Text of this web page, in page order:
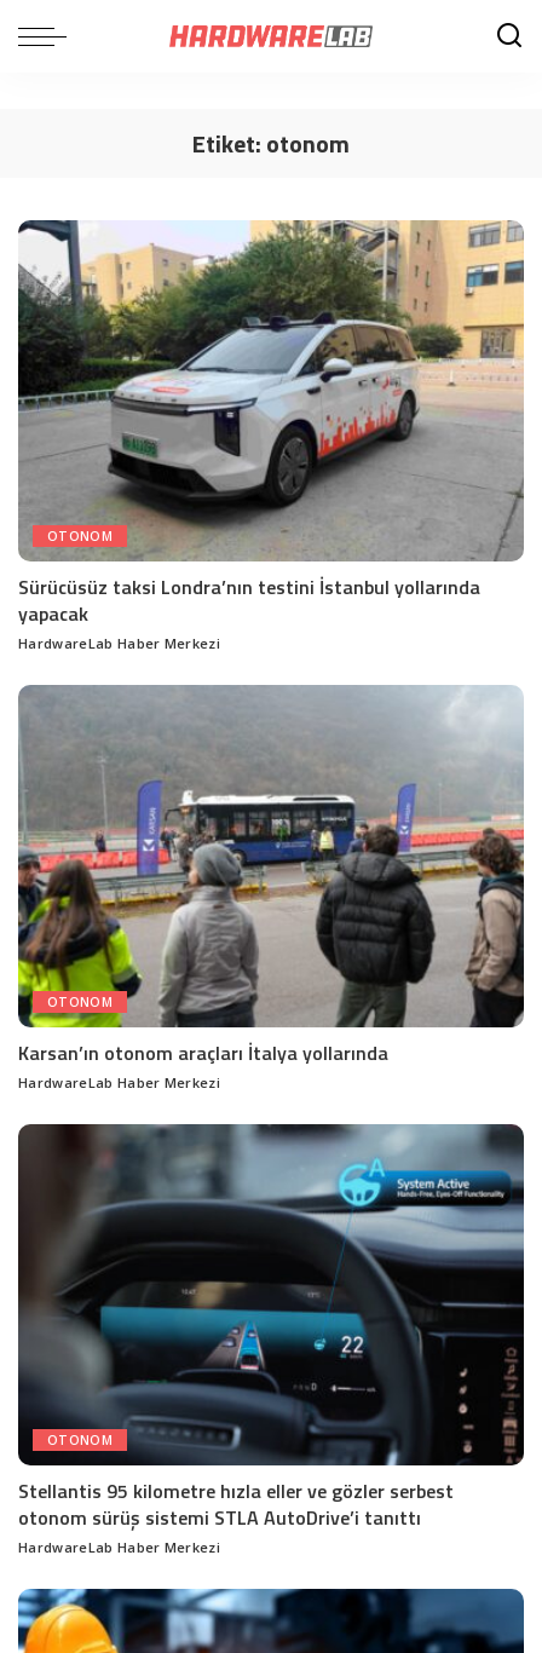
Etiket:otonom
OTONOM
Sürücüsüz taksi Londra’nın testini İstanbul yollarında
yapacak
Posted
HardwareLab Haber Merkezi
OTONOM
Karsan’ın otonom araçları İtalya yollarında
Posted
HardwareLab Haber Merkezi
OTONOM
Stellantis 95 kilometre hızla eller ve gözler serbest
otonom sürüş sistemi STLA AutoDrive’i tanıttı
Posted
HardwareLab Haber Merkezi